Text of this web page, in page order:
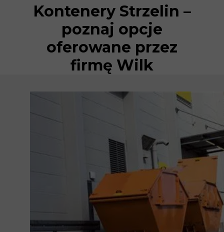
Kontenery Strzelin –
poznaj opcje
oferowane przez
firmę Wilk